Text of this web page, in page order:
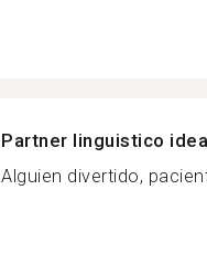
Partner linguistico
Alguien divertido,